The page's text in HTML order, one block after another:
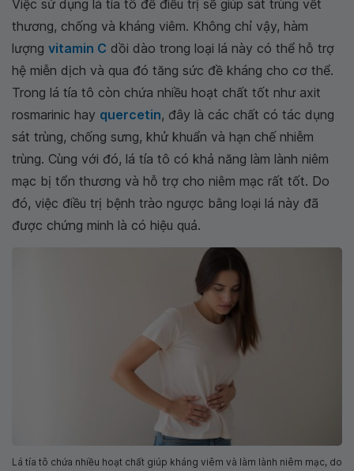
Việc sử dụng lá tía tô để điều trị sẽ giúp sát trùng vết
thương, chống và kháng viêm. Không chỉ vậy, hàm
lượng vitamin C dồi dào trong loại lá này có thể hỗ trợ
hệ miễn dịch và qua đó tăng sức đề kháng cho cơ thể.
Trong lá tía tô còn chứa nhiều hoạt chất tốt như axit
rosmarinic hay quercetin, đây là các chất có tác dụng
sát trùng, chống sưng, khử khuẩn và hạn chế nhiễm
trùng. Cùng với đó, lá tía tô có khả năng làm lành niêm
mạc bị tổn thương và hỗ trợ cho niêm mạc rất tốt. Do
đó, việc điều trị bệnh trào ngược bằng loại lá này đã
được chứng minh là có hiệu quả.
Lá tía tô chứa nhiều hoạt chất giúp kháng viêm và làm lành niêm mạc, do